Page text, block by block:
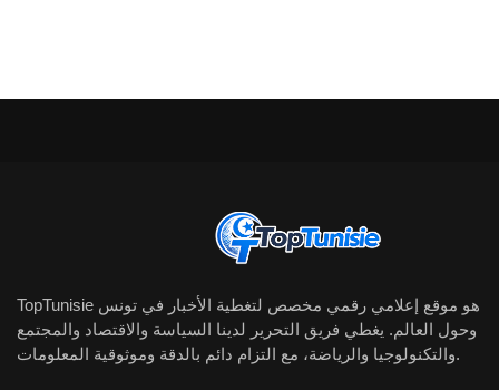
TopTunisie هو موقع إعلامي رقمي مخصص لتغطية الأخبار في تونس
وحول العالم. يغطي فريق التحرير لدينا السياسة والاقتصاد والمجتمع
والتكنولوجيا والرياضة، مع التزام دائم بالدقة وموثوقية المعلومات.